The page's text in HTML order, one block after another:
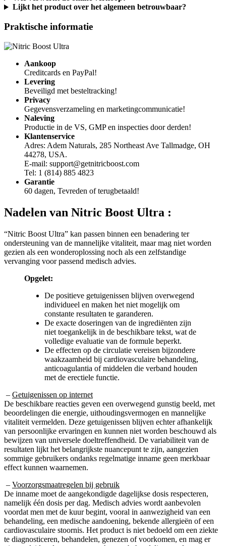
Creditcards en PayPal!
Levering
Beveiligd met besteltracking!
Privacy
Gegevensverzameling en marketingcommunicatie!
Naleving
Productie in de VS, GMP en inspecties door derden!
Klantenservice
Adres: Adem Naturals, 285 Northeast Ave Tallmadge, OH
44278, USA.
E-mail: support@getnitricboost.com
Tel: 1 (814) 885 4823
Garantie
60 dagen, Tevreden of terugbetaald!
ondersteuning van de mannelijke vitaliteit, maar mag niet worden
gezien als een wonderoplossing noch als een zelfstandige
vervanging voor passend medisch advies.
individueel en maken het niet mogelijk om
constante resultaten te garanderen.
De exacte doseringen van de ingrediënten zijn
niet toegankelijk in de beschikbare tekst, wat de
volledige evaluatie van de formule beperkt.
De effecten op de circulatie vereisen bijzondere
waakzaamheid bij cardiovasculaire behandeling,
anticoagulantia of middelen die verband houden
met de erectiele functie.
De beschikbare reacties geven een overwegend gunstig beeld, met
beoordelingen die energie, uithoudingsvermogen en mannelijke
vitaliteit vermelden. Deze getuigenissen blijven echter afhankelijk
van persoonlijke ervaringen en kunnen niet worden beschouwd als
bewijzen van universele doeltreffendheid. De variabiliteit van de
resultaten lijkt het belangrijkste nuancepunt te zijn, aangezien
sommige gebruikers ondanks regelmatige inname geen merkbaar
effect kunnen waarnemen.
De inname moet de aangekondigde dagelijkse dosis respecteren,
namelijk één dosis per dag. Medisch advies wordt aanbevolen
voordat men met de kuur begint, vooral in aanwezigheid van een
behandeling, een medische aandoening, bekende allergieën of een
cardiovasculaire stoornis. Het product is niet bedoeld om een ziekte
te diagnosticeren, behandelen, genezen of voorkomen, en mag er
niet toe leiden dat een voorgeschreven behandeling zonder